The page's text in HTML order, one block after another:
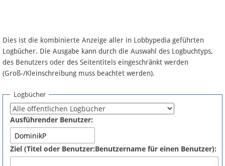
Artikel nach Kategorien
FAQ
Fördermitglied werden
Fehler melden
Dies ist die kombinierte Anzeige aller in Lobbypedia geführten
Logbücher. Die Ausgabe kann durch die Auswahl des Logbuchtyps,
des Benutzers oder des Seitentitels eingeschränkt werden
(Groß-/Kleinschreibung muss beachtet werden).
Logbücher
Ausführender Benutzer:
Ziel (Titel oder Benutzer:Benutzername für einen Benutzer):